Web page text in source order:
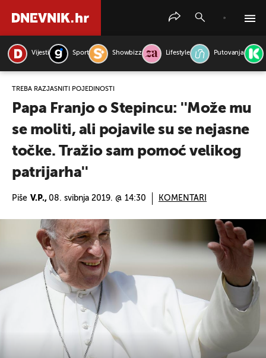
Vijesti Sport Showbizz Lifestyle Putovanja
TREBA RAZJASNITI POJEDINOSTI
Papa Franjo o Stepincu: ''Može mu
se moliti, ali pojavile su se nejasne
točke. Tražio sam pomoć velikog
patrijarha''
Piše V.P., 08. svibnja 2019. @ 14:30 KOMENTARI
PRETRAŽITE VIJESTI